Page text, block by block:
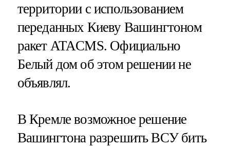
территории с использованием
переданных Киеву Вашингтоном
ракет ATACMS. Официально
Белый дом об этом решении не
объявлял.
В Кремле возможное решение
Вашингтона разрешить ВСУ бить